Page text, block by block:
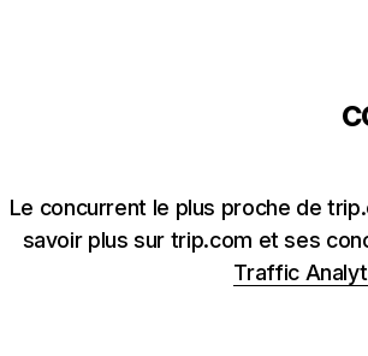
Le concurrent le plus proche de
savoir plus sur trip.com et ses
Traffic